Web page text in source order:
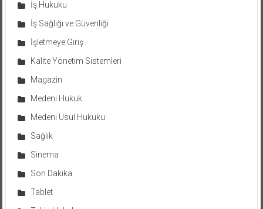
İş Hukuku
İş Sağlığı ve Güvenliği
İşletmeye Giriş
Kalite Yönetim Sistemleri
Magazin
Medeni Hukuk
Medeni Usul Hukuku
Sağlık
Sinema
Son Dakika
Tablet